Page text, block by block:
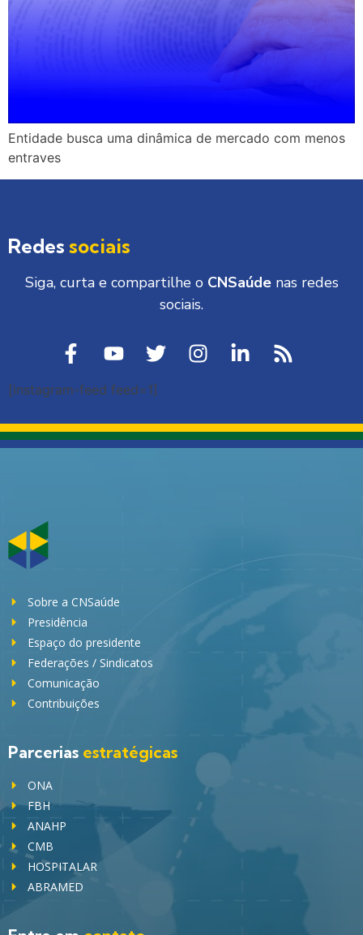
Entidade busca uma dinâmica de mercado com menos
entraves
Redes sociais
Siga, curta e compartilhe o CNSaúdenas redes
sociais.
[instagram-feed feed=1]
Sobre a CNSaúde
Presidência
Espaço do presidente
Federações / Sindicatos
Comunicação
Contribuições
Parcerias estratégicas
ONA
FBH
ANAHP
CMB
HOSPITALAR
ABRAMED